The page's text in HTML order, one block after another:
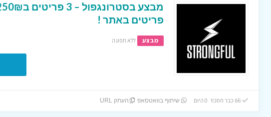
פריטים באתר !
מבצע ללא תפוגה
66 כבר חסכו! 0 היום שיתוף בוואטסאפ העתק URL